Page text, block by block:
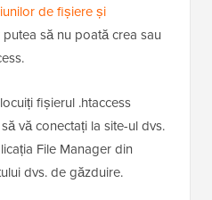
de fișiere și
putea să nu poată crea sau
fișierul .htaccess
vă conectați la site-ul dvs.
File Manager din
dvs. de găzduire.